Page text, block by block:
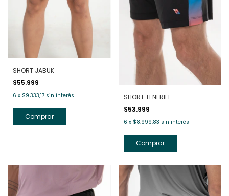
SHORT JABUK
$55.999
6 x $9.333,17 sin interés
Comprar
SHORT TENERIFE
$53.999
6 x $8.999,83 sin interés
Comprar